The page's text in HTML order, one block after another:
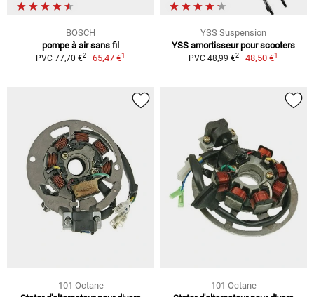
BOSCH
pompe à air sans fil
PVC 77,70 €2 65,47 €1
YSS Suspension
YSS amortisseur pour scooters
PVC 48,99 €2 48,50 €1
101 Octane
101 Octane